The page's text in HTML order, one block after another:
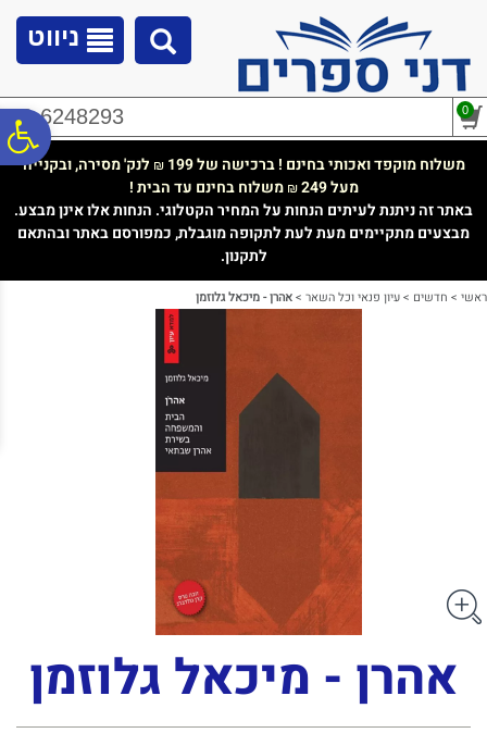
נגישות
ניווט
02-6248293 0
משלוח מוקפד ואכותי בחינם ! ברכישה של 199 ₪ לנק' מסירה, ובקנייה
מעל 249
₪משלוח בחינם עד הבית !
באתר זה ניתנת לעיתים הנחות על המחיר הקטלוגי. הנחות אלו אינן מבצע.
מבצעים מתקיימים מעת לעת לתקופה מוגבלת, כמפורסם באתר ובהתאם
לתקנון.
ראשי > חדשים >עיון פנאי וכל השאר >אהרן - מיכאל גלוזמן
אהרן - מיכאל גלוזמן